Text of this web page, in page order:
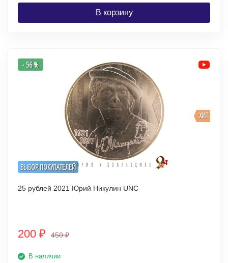
В корзину
ВЫБОР ПОКУПАТЕЛЕЙ
ХИТ
- 56 %
25 рублей 2021 Юрий Никулин UNC
200 ₽ 450₽
В наличии